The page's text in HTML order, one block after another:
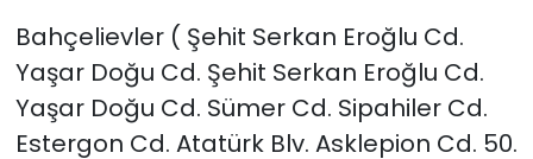
Bahçelievler ( Şehit Serkan Eroğlu Cd.
Yaşar Doğu Cd. Şehit Serkan Eroğlu Cd.
Yaşar Doğu Cd. Sümer Cd. Sipahiler Cd.
Estergon Cd. Atatürk Blv. Asklepion Cd. 50.